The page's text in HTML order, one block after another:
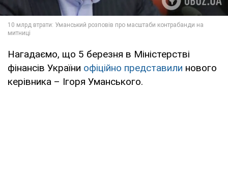
Нагадаємо, що 5 березня в Міністерстві
фінансів України офіційно представили нового
керівника – Ігоря Уманського.